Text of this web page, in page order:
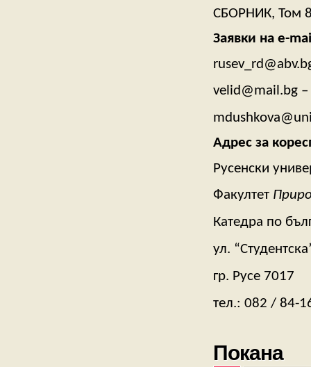
СБОРНИК, Том
Заявки на e-
velid@mail.bg –
Адрес за
Русенски
Факултет
Катедра по
ул.
гр. Русе 7017
тел.: 082 / 84-
Покана